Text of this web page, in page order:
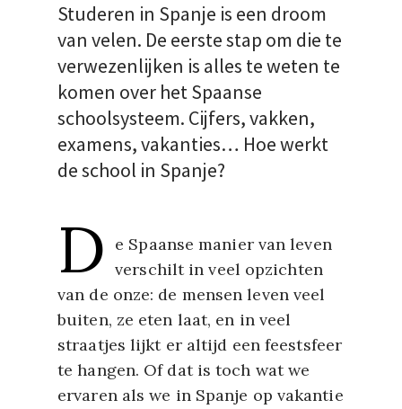
Studeren in Spanje is een droom
van velen. De eerste stap om die te
verwezenlijken is alles te weten te
komen over het Spaanse
schoolsysteem. Cijfers, vakken,
examens, vakanties… Hoe werkt
de school in Spanje?
D
e Spaanse manier van leven
verschilt in veel opzichten
van de onze: de mensen leven veel
buiten, ze eten laat, en in veel
straatjes lijkt er altijd een feestsfeer
te hangen. Of dat is toch wat we
ervaren als we in Spanje op vakantie